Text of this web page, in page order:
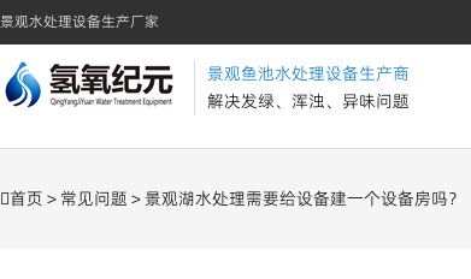
景观水处理设备生产厂家
景观鱼池水处理设备生产商
解决发绿、浑浊、异味问题
首页 > 常见问题 > 景观湖水处理需要给设备建一个设备房吗？